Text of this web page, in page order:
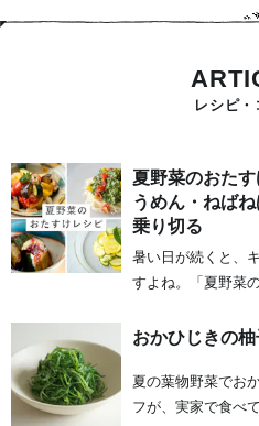
レシピ・
夏野菜のおた
うめん・ねば
乗り切る
暑い日が続くと、
すよね。「夏野菜
おかひじきの
夏の葉物野菜でお
フが、実家で食べ